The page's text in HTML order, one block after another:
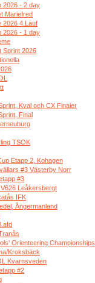
2026 - 2 day
Mariefred
2026 4.Lauf
2026 - 1 day
Sprint 2026
Kval och CX Finaler
Final
TSOK
Etapp 2, Kohagen
#3 Västerby Norr
#3
Leåkersbergt
IFK
Ångermanland
Orienteering Championships
Kroksbäck
Kvarnsveden
#2